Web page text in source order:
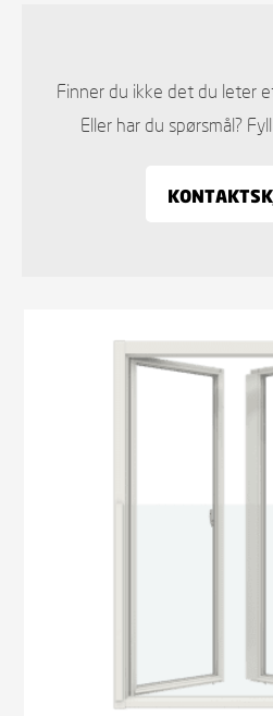
Finner du ikke det du leter
Eller har du spørsmål?